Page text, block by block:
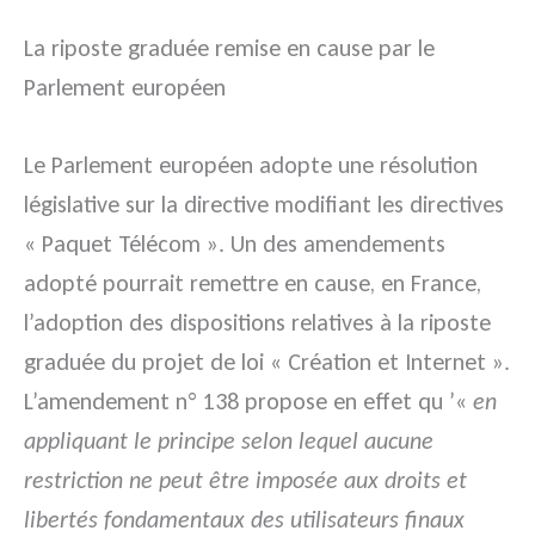
La riposte graduée remise en cause par le
Parlement européen
Le Parlement européen adopte une résolution
législative sur la directive modifiant les directives
« Paquet Télécom ». Un des amendements
adopté pourrait remettre en cause, en France,
l’adoption des dispositions relatives à la riposte
graduée du projet de loi « Création et Internet ».
L’amendement n° 138 propose en effet qu ’« en
appliquant le principe selon lequel aucune
restriction ne peut être imposée aux droits et
libertés fondamentaux des utilisateurs finaux